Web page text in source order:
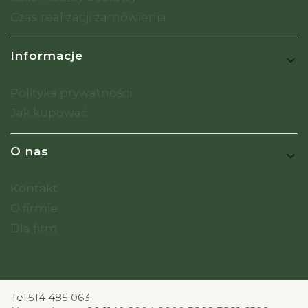
Czas realizacji zamówienia
Informacje
Polityka prywatności
Jak kupować
O nas
Kontakt
O firmie
Dla firm
Tel.514 485 063